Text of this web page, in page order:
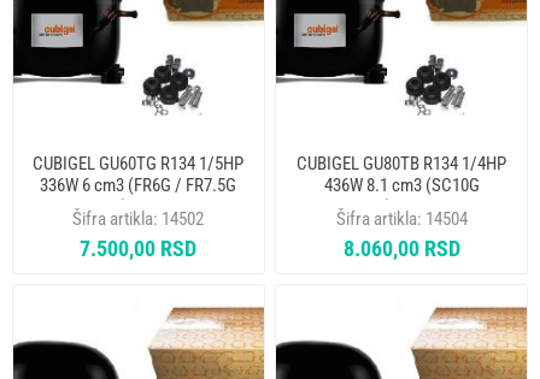
CUBIGEL GU60TG R134 1/5HP
336W 6 cm3 (FR6G / FR7.5G
601FR079) KOMPRESOR
Šifra artikla: 14502
7.500,00 RSD
CUBIGEL GU80TB R134 1/4HP
436W 8.1 cm3 (SC10G
601FR053) KOMPRESOR
Šifra artikla: 14504
8.060,00 RSD